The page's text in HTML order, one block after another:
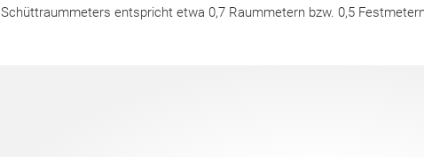
Schüttraummeters entspricht etwa 0,7 Raummetern bzw. 0,5